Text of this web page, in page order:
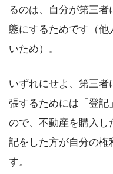
るのは、自分が第三
態にするためです（他
いため）。
いずれにせよ、第三
張するためには「登記
ので、不動産を購入し
記をした方が自分の権
す。